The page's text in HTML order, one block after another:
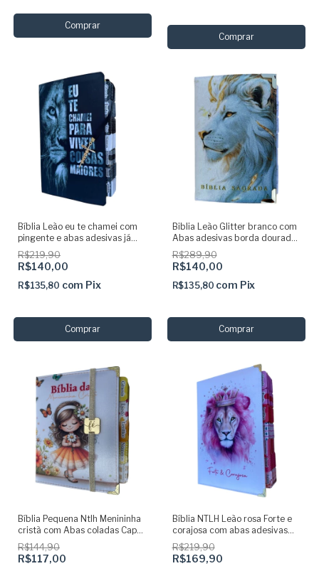
Comprar
Bíblia Leão eu te chamei com
pingente e abas adesivas já
coladas - ARC
R$219,90
R$140,00
R$135,80 com Pix
Biblia Leão Glitter branco com
Abas adesivas borda dourada
e Harpa
R$289,90
R$140,00
R$135,80 com Pix
Bíblia Pequena Ntlh Menininha
cristã com Abas coladas Capa
dura acolchoada + elástico
dourado
R$144,90
R$117,00
Bíblia NTLH Leão rosa Forte e
corajosa com abas adesivas
pink coladas
R$219,90
R$169,90